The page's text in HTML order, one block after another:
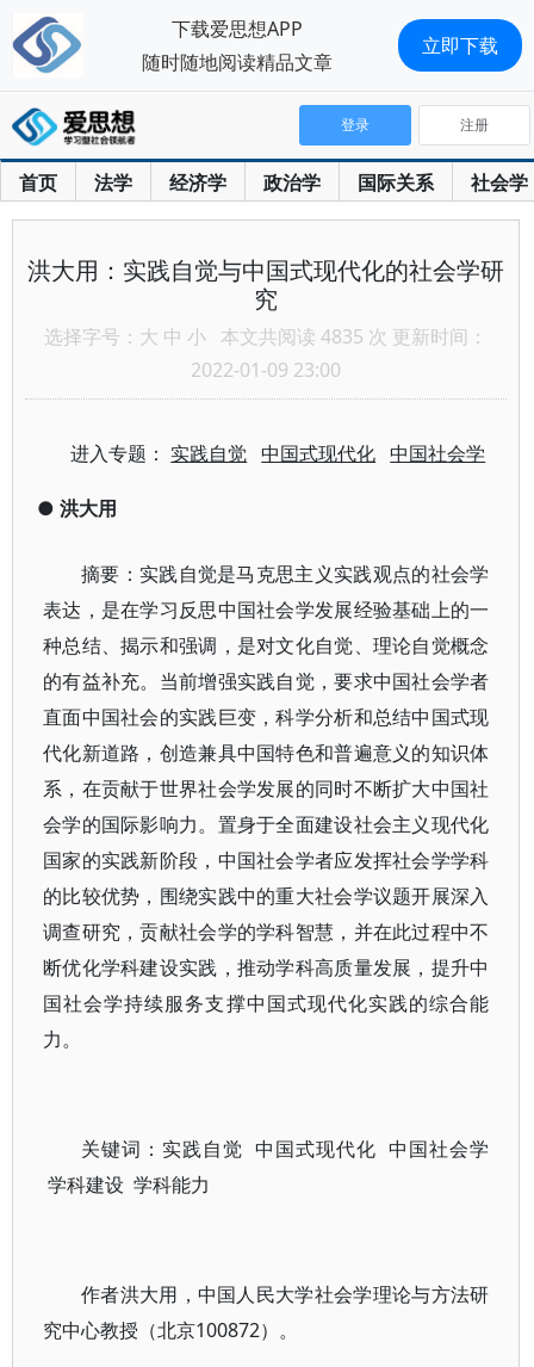
首页 法学 经济学 政治学 国际关系 社会学
登录 注册
洪大用：实践自觉与中国式现代化的社会学研
究
选择字号： 大 中 小 本文共阅读 4835 次 更新时间：
2022-01-09 23:00
进入专题： 实践自觉 中国式现代化 中国社会学
● 洪大用
摘要：实践自觉是马克思主义实践观点的社会学
表达，是在学习反思中国社会学发展经验基础上的一
种总结、揭示和强调，是对文化自觉、理论自觉概念
的有益补充。当前增强实践自觉，要求中国社会学者
直面中国社会的实践巨变，科学分析和总结中国式现
代化新道路，创造兼具中国特色和普遍意义的知识体
系，在贡献于世界社会学发展的同时不断扩大中国社
会学的国际影响力。置身于全面建设社会主义现代化
国家的实践新阶段，中国社会学者应发挥社会学学科
的比较优势，围绕实践中的重大社会学议题开展深入
调查研究，贡献社会学的学科智慧，并在此过程中不
断优化学科建设实践，推动学科高质量发展，提升中
国社会学持续服务支撑中国式现代化实践的综合能
力。
关键词：实践自觉 中国式现代化 中国社会学
学科建设 学科能力
作者洪大用，中国人民大学社会学理论与方法研
究中心教授（北京100872）。
下载爱思想APP
随时随地阅读精品文章
立即下载